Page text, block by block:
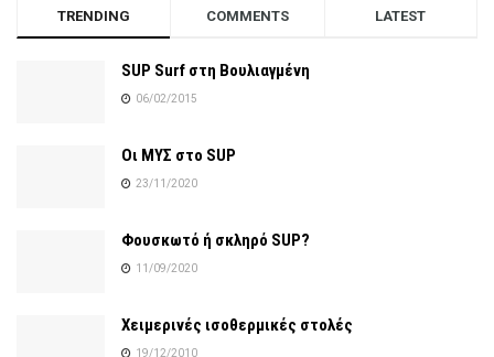
TRENDING COMMENTS LATEST
SUP Surf στη Βουλιαγμένη
06/02/2015
Οι ΜΥΣ στο SUP
23/11/2020
Φουσκωτό ή σκληρό SUP?
11/09/2020
Χειμερινές ισοθερμικές στολές
19/12/2010